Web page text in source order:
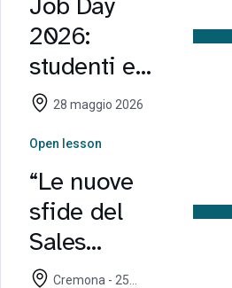
Management
visita Ronco
Calino
2026:
studenti e
imprese si
nel Campus
di Cremona
28 maggio 2026
Open lesson
“Le nuove
sfide del
Sales
Management